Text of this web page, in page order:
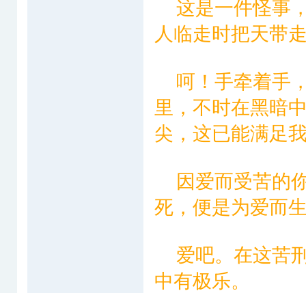
这是一件怪事
人临走时把天带
呵！手牵着手
里，不时在黑暗
尖，这已能满足
因爱而受苦的
死，便是为爱而
爱吧。在这苦
中有极乐。